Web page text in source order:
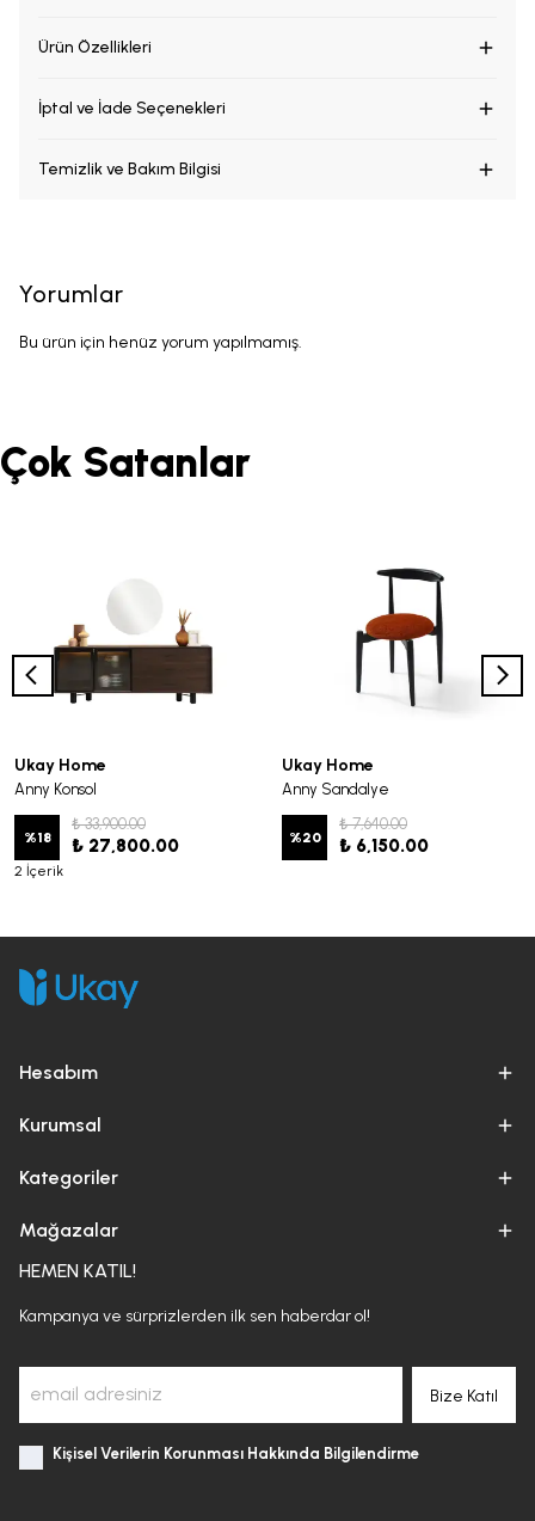
Ürün Özellikleri
İptal ve İade Seçenekleri
Temizlik ve Bakım Bilgisi
Yorumlar
Bu ürün için henüz yorum yapılmamış.
Çok Satanlar
Ukay Home
Anny Konsol
%18
₺ 33,900.00
₺ 27,800.00
2 İçerik
Ukay Home
Anny Sandalye
%20
₺ 7,640.00
₺ 6,150.00
Hesabım
Kurumsal
Kategoriler
Mağazalar
HEMEN KATIL!
Kampanya ve sürprizlerden ilk sen haberdar ol!
Bize Katıl
Kişisel Verilerin Korunması Hakkında Bilgilendirme